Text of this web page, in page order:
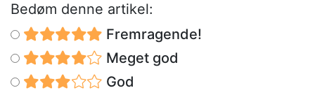
Bedøm denne artikel:
Fremragende!
Meget god
God